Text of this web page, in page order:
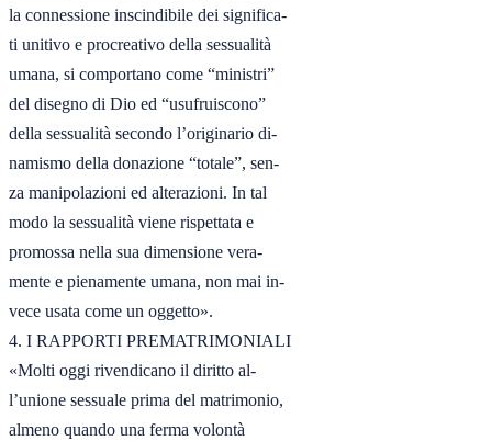
la connessione inscindibile dei significa-
ti unitivo e procreativo della sessualità
umana, si comportano come “ministri”
del disegno di Dio ed “usufruiscono”
della sessualità secondo l’originario di-
namismo della donazione “totale”, sen-
za manipolazioni ed alterazioni. In tal
modo la sessualità viene rispettata e
promossa nella sua dimensione vera-
mente e pienamente umana, non mai in-
vece usata come un oggetto».
4. I RAPPORTI PREMATRIMONIALI
«Molti oggi rivendicano il diritto al-
l’unione sessuale prima del matrimonio,
almeno quando una ferma volontà